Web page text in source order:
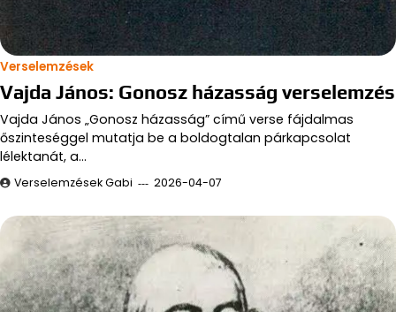
Verselemzések
Vajda János: Gonosz házasság verselemzés
Vajda János „Gonosz házasság” című verse fájdalmas
őszinteséggel mutatja be a boldogtalan párkapcsolat
lélektanát, a…
Verselemzések Gabi 2026-04-07